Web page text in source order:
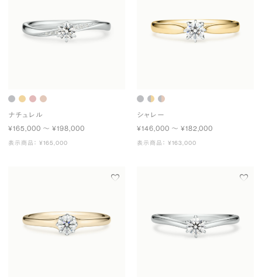
ナチュレル
¥165,000 〜 ¥198,000
表示商品： ¥165,000
シャレー
¥146,000 〜 ¥182,000
表示商品： ¥163,000